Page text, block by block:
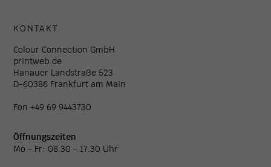
KONTAKT
Colour Connection GmbH
printweb.de
Hanauer Landstraße 523
D-60386 Frankfurt am Main
Fon +49 69 9443730
Öffnungszeiten
Mo - Fr: 08.30 - 17.30 Uhr